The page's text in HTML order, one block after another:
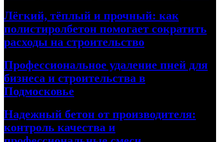
Лёгкий, тёплый и прочный: как
полистиролбетон помогает сократить
расходы на строительство
Профессиональное удаление пней для
бизнеса и строительства в
Подмосковье
Надежный бетон от производителя:
контроль качества и